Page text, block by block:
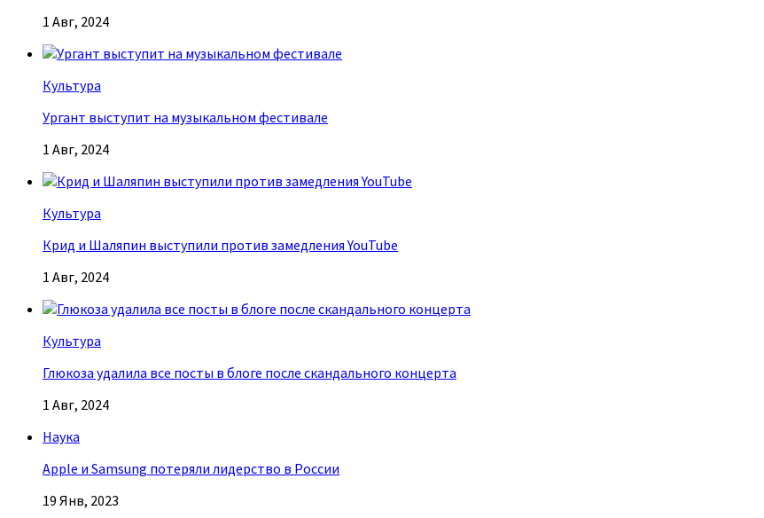
1 Авг, 2024
Культура
Ургант выступит на музыкальном фестивале
1 Авг, 2024
Культура
Крид и Шаляпин выступили против замедления YouTube
1 Авг, 2024
Культура
Глюкоза удалила все посты в блоге после скандального концерта
1 Авг, 2024
Наука
Apple и Samsung потеряли лидерство в России
19 Янв, 2023